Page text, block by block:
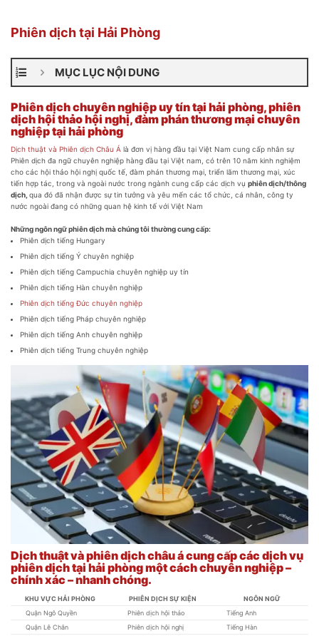
Phiên dịch tại Hải Phòng
MỤC LỤC NỘI DUNG
Phiên dịch chuyên nghiệp uy tín tại hải phòng, phiên
dịch hội thảo hội nghị, đàm phán thương mại chuyên
nghiệp tại hải phòng
Dịch thuật và Phiên dịch Châu Á là đơn vị hàng đầu tại Việt Nam cung cấp nhân sự
Phiên dịch đa ngữ chuyên nghiệp hàng đầu tại Việt nam, có trên 10 năm kinh nghiệm
cho các hội thảo hội nghị quốc tế, đàm phán thương mại, triển lãm thương mại, xúc
tiến hợp tác, trong và ngoài nước trong ngành cung cấp các dịch vụ phiên dịch/thông
dịch, qua đó đã nhận được sự tin tưởng và yêu mến các tổ chức, cá nhân, công ty
nước ngoài đang có những quan hệ kinh tế với Việt Nam
Những ngôn ngữ phiên dịch mà chúng tôi thường cung cấp:
Phiên dịch tiếng Hungary
Phiên dịch tiếng Ý chuyên nghiệp
Phiên dịch tiếng Campuchia chuyên nghiệp uy tín
Phiên dịch tiếng Hàn chuyên nghiệp
Phiên dịch tiếng Đức chuyên nghiệp
Phiên dịch tiếng Pháp chuyên nghiệp
Phiên dịch tiếng Anh chuyên nghiệp
Phiên dịch tiếng Trung chuyên nghiệp
Dịch thuật và phiên dịch châu á cung cấp các dịch vụ
phiên dịch tại hải phòng một cách chuyên nghiệp –
chính xác – nhanh chóng.
KHU VỰC HẢI PHÒNG PHIÊN DỊCH SỰ KIỆN
NGÔN NGỮ
Quận Ngô Quyền
Phiên dịch hội thảo
Tiếng Anh
Quận Lê Chân
Phiên dịch hội nghị
Tiếng Hàn